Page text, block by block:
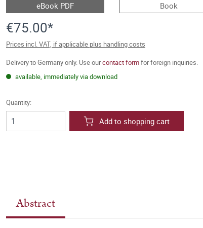
eBook PDF Book
€75.00*
Prices incl. VAT, if applicable plus handling costs
Delivery to Germany only. Use ourcontact formfor foreign inquiries.
available, immediately via download
Quantity:
Add to shopping cart
Abstract